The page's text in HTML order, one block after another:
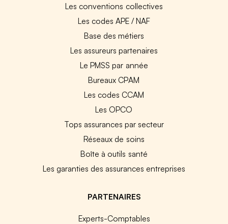
Les conventions collectives
Les codes APE / NAF
Base des métiers
Les assureurs partenaires
Le PMSS par année
Bureaux CPAM
Les codes CCAM
Les OPCO
Tops assurances par secteur
Réseaux de soins
Boîte à outils santé
Les garanties des assurances entreprises
PARTENAIRES
Experts-Comptables